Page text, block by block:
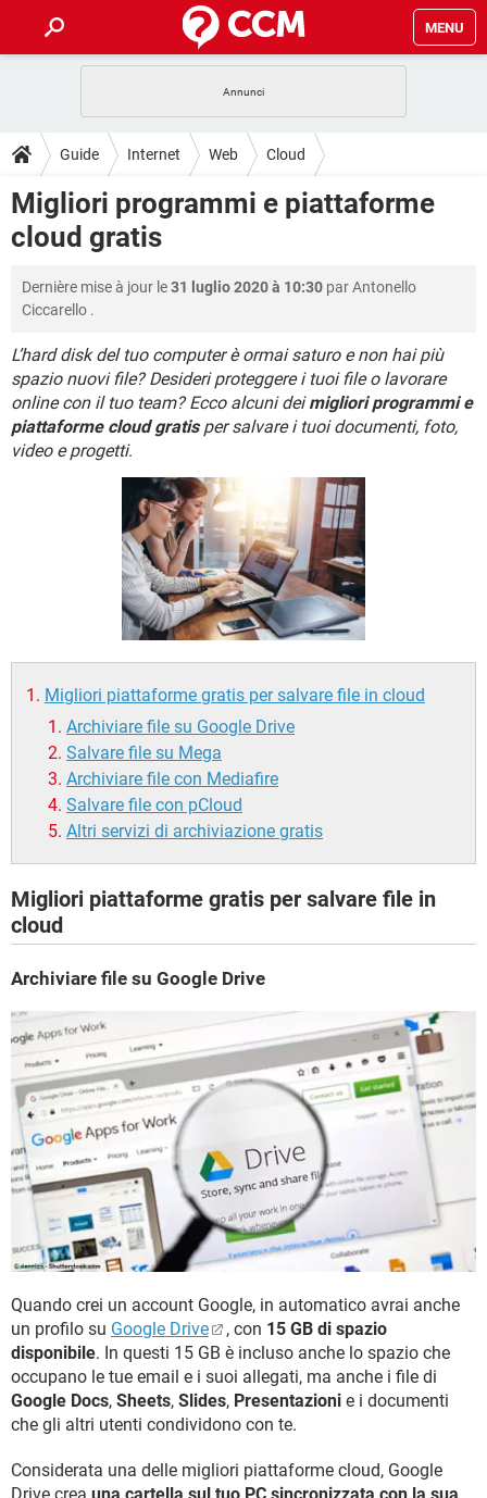
MENU
INTRATTENIMENTO ANDROID
iOS WINDOWS 10
INSTAGRAM
HARDWARE
GUIDE
COVID-19
INTRATTENIMENTO ANDROID
INSTAGRAM WHATSAPP
HARDWARE
DOWNLOAD
COVID-19
iOS
INSTAGRAM WHATSAPP
TIKTOK FACEBOOK
HARDWARE
FORUM
COVID-19 GAMING
iOS WINDOWS 10
INSTAGRAM WHATSAPP
TIKTOK FACEBOOK
GLOSSARIO
COVID-19 GAMING
INTRATTENIMENTO ANDROID
iOS WINDOWS 10
INSTAGRAM
FACEBOOK
Guide Internet Web Cloud
Migliori programmi e piattaforme
cloud gratis
Dernière mise à jour le31 luglio 2020 à 10:30 parAntonello
Ciccarello .
L’hard disk del tuo computer è ormai saturo e non hai più
spazio nuovi file? Desideri proteggere i tuoi file o lavorare
online con il tuo team? Ecco alcuni deimigliori programmi e
piattaforme cloud gratisper salvare i tuoi documenti, foto,
video e progetti.
Migliori piattaforme gratis per salvare file in cloud
Archiviare file su Google Drive
Salvare file su Mega
Archiviare file con Mediafire
Salvare file con pCloud
Altri servizi di archiviazione gratis
Migliori piattaforme gratis per salvare file in
cloud
Archiviare file su Google Drive
Quando crei un account Google, in automatico avrai anche
un profilo su Google Drive , con 15 GB di spazio
disponibile. In questi 15 GB è incluso anche lo spazio che
occupano le tue email e i suoi allegati, ma anche i file di
Google Docs, Sheets, Slides, Presentazioni e i documenti
che gli altri utenti condividono con te.
Considerata una delle migliori piattaforme cloud, Google